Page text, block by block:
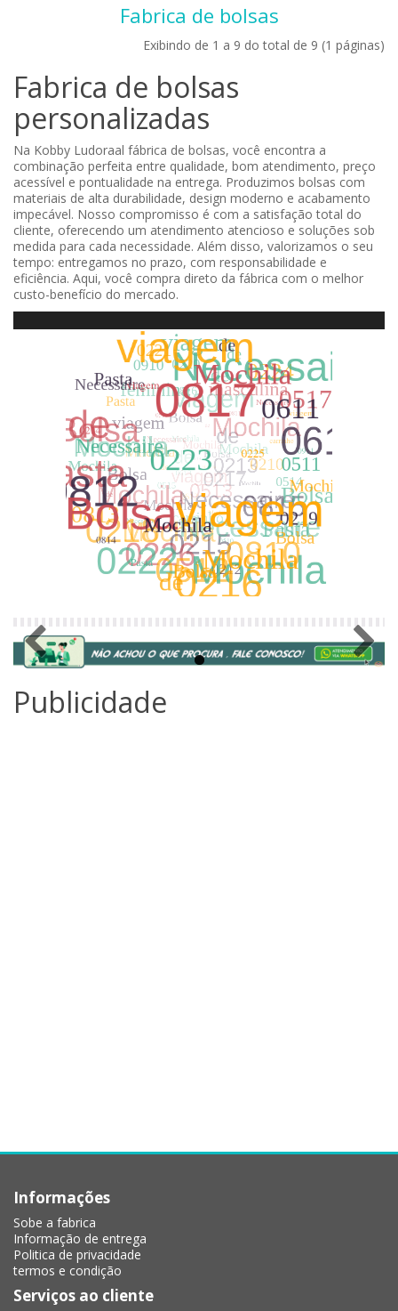
Fabrica de bolsas
Exibindo de 1 a 9 do total de 9 (1 páginas)
Fabrica de bolsas
personalizadas
Na Kobby Ludoraal fábrica de bolsas, você encontra a
combinação perfeita entre qualidade, bom atendimento, preço
acessível e pontualidade na entrega. Produzimos bolsas com
materiais de alta durabilidade, design moderno e acabamento
impecável. Nosso compromisso é com a satisfação total do
cliente, oferecendo um atendimento atencioso e soluções sob
medida para cada necessidade. Além disso, valorizamos o seu
tempo: entregamos no prazo, com responsabilidade e
eficiência. Aqui, você compra direto da fábrica com o melhor
custo-benefício do mercado.
Publicidade
Informações
Sobe a fabrica
Informação de entrega
Politica de privacidade
termos e condição
Serviços ao cliente